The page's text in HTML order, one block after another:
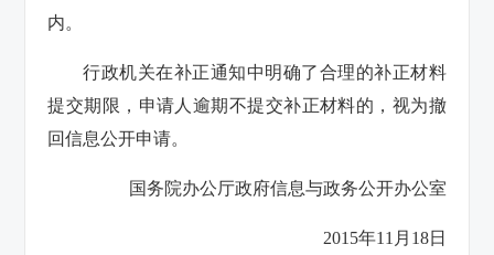
内。
行政机关在补正通知中明确了合理的补正材料
提交期限，申请人逾期不提交补正材料的，视为撤
回信息公开申请。
国务院办公厅政府信息与政务公开办公室
2015年11月18日